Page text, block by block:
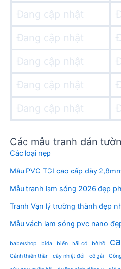
Đang cập nhật
Đang cập nhật
Đang cập nhật
Đang cập nhật
Đang cập nhật
Các mẫu tranh dán
Các loại nẹp
Mẫu PVC TGI cao cấp dày
Mẫu tranh lam sóng 2026 đẹp
Tranh Vạn lý trường thành đẹp
Mẫu vách lam sóng pvc nano
babershop bida biển bãi cỏ bờ hồ
Cánh thiên thần
cây nhiệt đới cô gái